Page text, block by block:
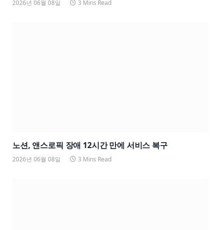
2026년 06월 08일 3 Mins Read
노션, 앤스로픽 장애 12시간 만에 서비스 복구
2026년 06월 08일 3 Mins Read